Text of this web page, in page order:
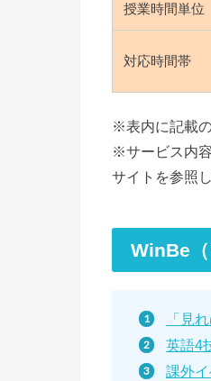
授業時間単位
対応時間帯
※表内に記載
※サービス内
サイトを参照
WinBe
「見
英語4
課外